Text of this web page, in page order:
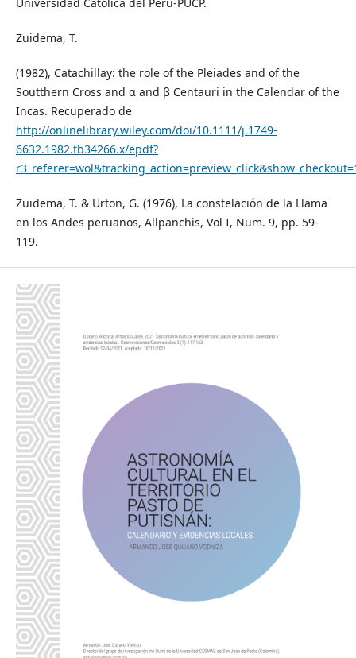
Zuidema, T.
(1982), Catachillay: the role of the Pleiades and of the
Soutthern Cross and α and β Centauri in the Calendar of the
Incas. Recuperado de
http://onlinelibrary.wiley.com/doi/10.1111/j.1749-
6632.1982.tb34266.x/epdf?
Zuidema, T. & Urton, G. (1976), La constelación de la Llama
en los Andes peruanos, Allpanchis, Vol I, Num. 9, pp. 59-
119.